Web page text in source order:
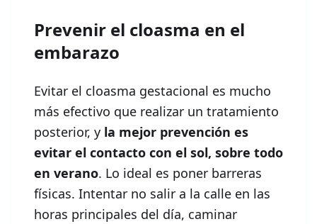
Prevenir el cloasma en el
embarazo
Evitar el cloasma gestacional es mucho
más efectivo que realizar un tratamiento
posterior, y la mejor prevención es
evitar el contacto con el sol, sobre todo
en verano. Lo ideal es poner barreras
físicas. Intentar no salir a la calle en las
horas principales del día, caminar